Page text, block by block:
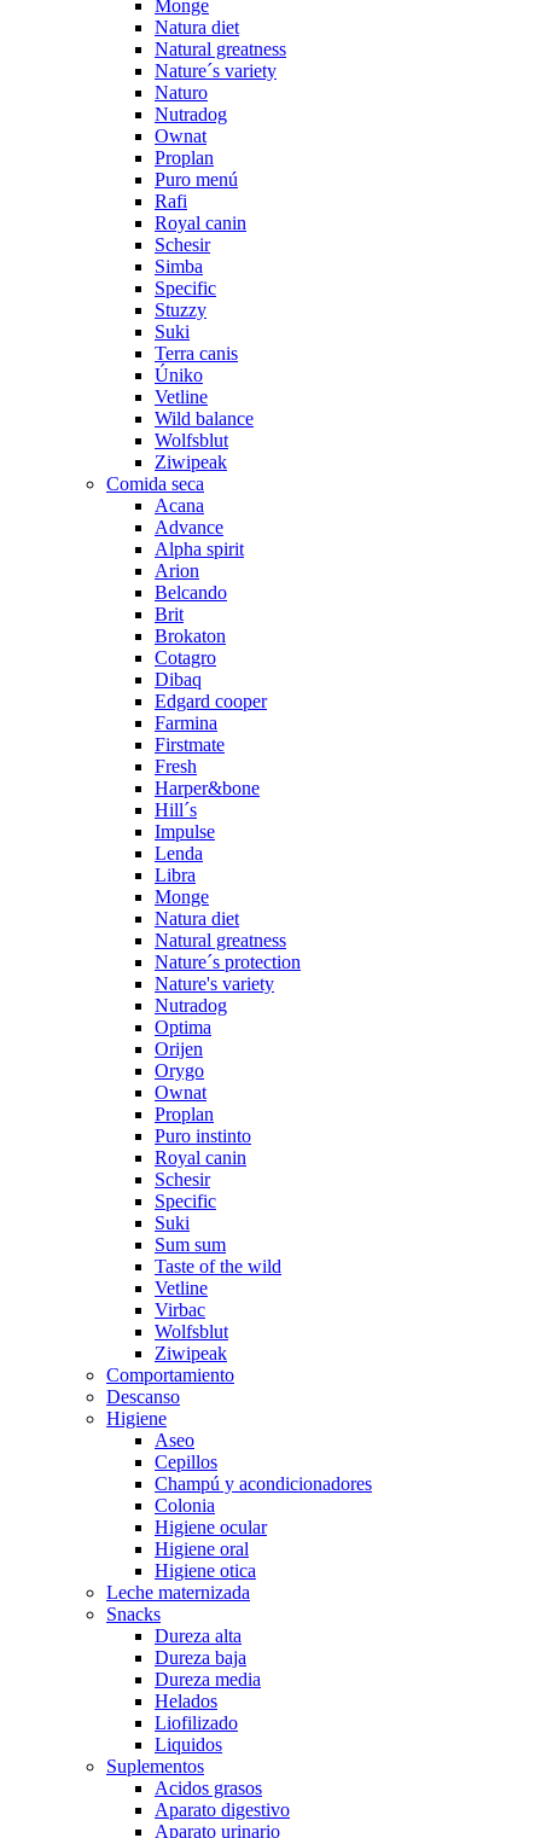
Monge
Natura diet
Natural greatness
Nature´s variety
Naturo
Nutradog
Ownat
Proplan
Puro menú
Rafi
Royal canin
Schesir
Simba
Specific
Stuzzy
Suki
Terra canis
Úniko
Vetline
Wild balance
Wolfsblut
Ziwipeak
Comida seca
Acana
Advance
Alpha spirit
Arion
Belcando
Brit
Brokaton
Cotagro
Dibaq
Edgard cooper
Farmina
Firstmate
Fresh
Harper&bone
Hill´s
Impulse
Lenda
Libra
Monge
Natura diet
Natural greatness
Nature´s protection
Nature's variety
Nutradog
Optima
Orijen
Orygo
Ownat
Proplan
Puro instinto
Royal canin
Schesir
Specific
Suki
Sum sum
Taste of the wild
Vetline
Virbac
Wolfsblut
Ziwipeak
Comportamiento
Descanso
Higiene
Aseo
Cepillos
Champú y acondicionadores
Colonia
Higiene ocular
Higiene oral
Higiene otica
Leche maternizada
Snacks
Dureza alta
Dureza baja
Dureza media
Helados
Liofilizado
Liquidos
Suplementos
Acidos grasos
Aparato digestivo
Aparato urinario